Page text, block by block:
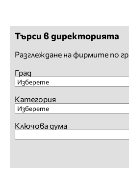
Търси в директорията
Разглеждане на фирмите по
Град
Категория
Ключова дума